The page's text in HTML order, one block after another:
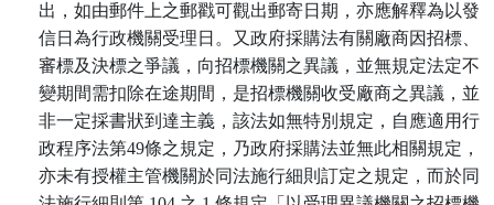
出，如由郵件上之郵戳可觀出郵寄日期，亦應解釋為以發
信日為行政機關受理日。又政府採購法有關廠商因招標、
審標及決標之爭議，向招標機關之異議，並無規定法定不
變期間需扣除在途期間，是招標機關收受廠商之異議，並
非一定採書狀到達主義，該法如無特別規定，自應適用行
政程序法第49條之規定，乃政府採購法並無此相關規定，
亦未有授權主管機關於同法施行細則訂定之規定，而於同